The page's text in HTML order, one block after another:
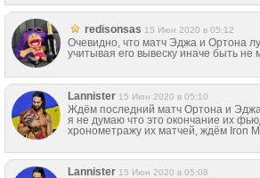
redisonsas 15 Июн 2020 в 05:12
Очевидно, что матч Эджа и Ортона
учитывая его вывеску иначе быть не
Lannister 15 Июн 2020 в 05:10
Ждём последний матч Ортона и Эджа
я не думаю что это окончание их
хронометражу их матчей, ждём Iron
Lannister 15 Июн 2020 в 05:08